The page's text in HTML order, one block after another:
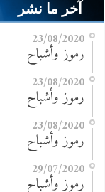
آخر ما نشر
23/08/2020
رموز وأشباح
23/08/2020
رموز وأشباح
23/08/2020
رموز وأشباح
29/07/2020
رموز وأشباح